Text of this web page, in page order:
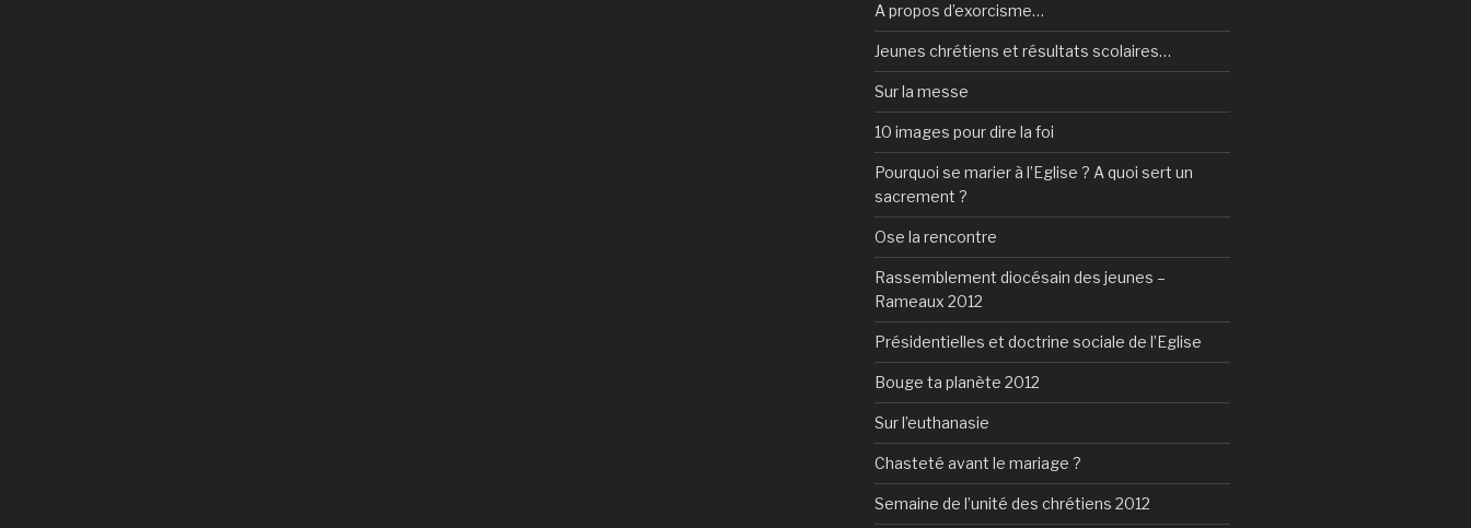
A propos d’exorcisme…
Jeunes chrétiens et résultats scolaires…
Sur la messe
10 images pour dire la foi
Pourquoi se marier à l’Eglise ? A quoi sert un
sacrement ?
Ose la rencontre
Rassemblement diocésain des jeunes –
Rameaux 2012
Présidentielles et doctrine sociale de l’Eglise
Bouge ta planète 2012
Sur l’euthanasie
Chasteté avant le mariage ?
Semaine de l’unité des chrétiens 2012